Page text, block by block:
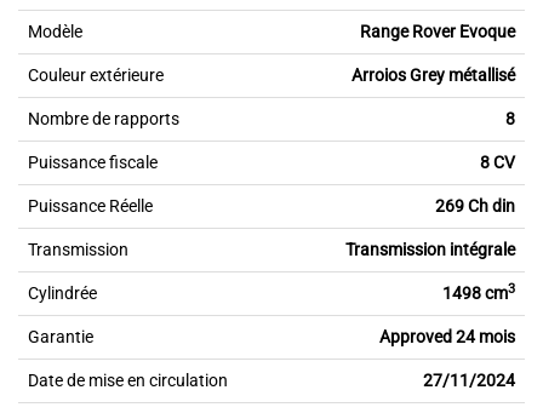
Modèle Range Rover Evoque
Couleur extérieure Arroios Grey métallisé
Nombre de rapports 8
Puissance fiscale 8 CV
Puissance Réelle 269 Ch din
Transmission Transmission intégrale
Cylindrée 1498 cm3
Garantie Approved 24 mois
Date de mise en circulation 27/11/2024